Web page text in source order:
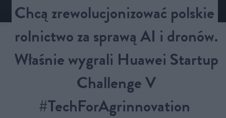
Chcą zrewolucjonizować polskie
rolnictwo za sprawą AI i dronów.
Właśnie wygrali Huawei Startup
Challenge V
#TechForAgrinnovation